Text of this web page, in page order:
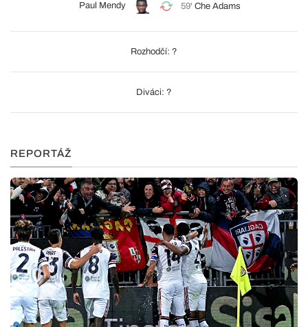
Paul Mendy 59' Che Adams
Rozhodčí: ?
Diváci: ?
REPORTÁŽ